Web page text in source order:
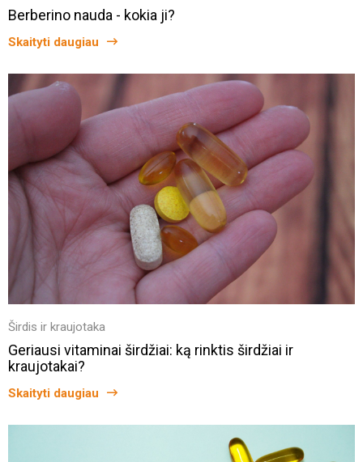
Berberino nauda - kokia ji?
Skaityti daugiau
Širdis ir kraujotaka
Geriausi vitaminai širdžiai: ką rinktis širdžiai ir
kraujotakai?
Skaityti daugiau